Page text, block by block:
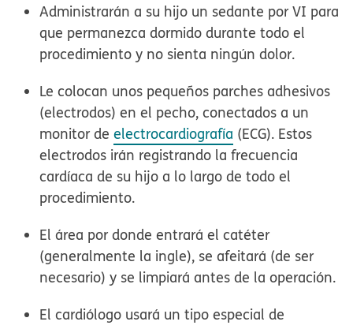
Administrarán a su hijo un sedante por VI para
que permanezca dormido durante todo el
procedimiento y no sienta ningún dolor.
Le colocan unos pequeños parches adhesivos
(electrodos) en el pecho, conectados a un
monitor deelectrocardiografía (ECG). Estos
electrodos irán registrando la frecuencia
cardíaca de su hijo a lo largo de todo el
procedimiento.
El área por donde entrará el catéter
(generalmente la ingle), se afeitará (de ser
necesario) y se limpiará antes de la operación.
El cardiólogo usará un tipo especial de